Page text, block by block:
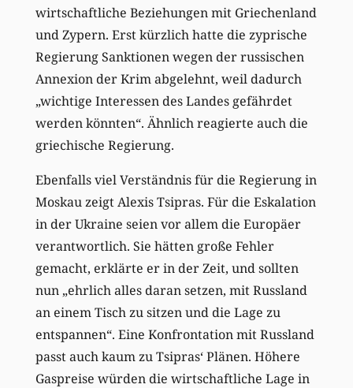
wirtschaftliche Beziehungen mit Griechenland
und Zypern. Erst kürzlich hatte die zyprische
Regierung Sanktionen wegen der russischen
Annexion der Krim abgelehnt, weil dadurch
„wichtige Interessen des Landes gefährdet
werden könnten“. Ähnlich reagierte auch die
griechische Regierung.
Ebenfalls viel Verständnis für die Regierung in
Moskau zeigt Alexis Tsipras. Für die Eskalation
in der Ukraine seien vor allem die Europäer
verantwortlich. Sie hätten große Fehler
gemacht, erklärte er in der Zeit, und sollten
nun „ehrlich alles daran setzen, mit Russland
an einem Tisch zu sitzen und die Lage zu
entspannen“. Eine Konfrontation mit Russland
passt auch kaum zu Tsipras‘ Plänen. Höhere
Gaspreise würden die wirtschaftliche Lage in